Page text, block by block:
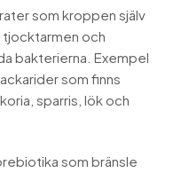
som kroppen själv
tjocktarmen och
bakterierna. Exempel
som finns
sparris, lök och
som bränsle